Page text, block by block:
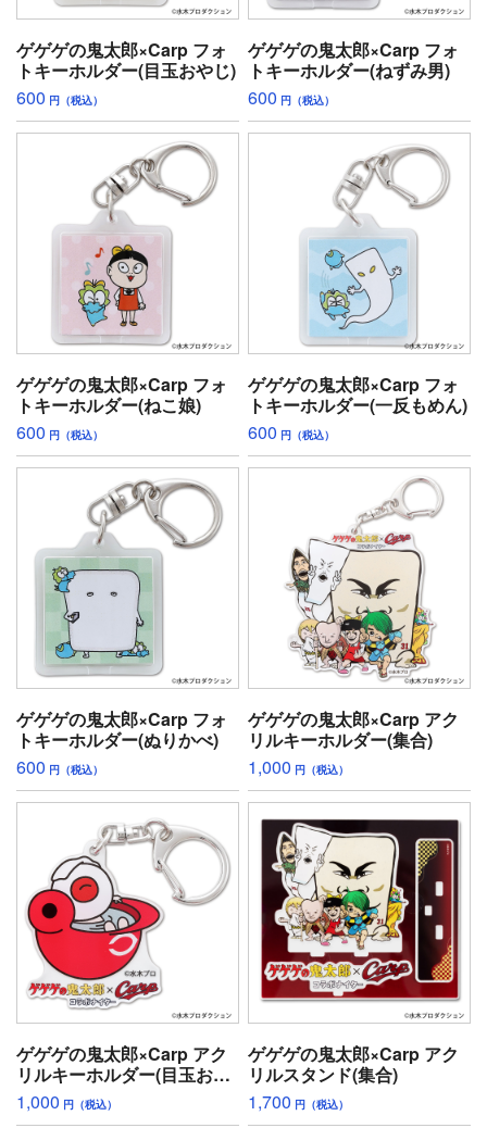
ゲゲゲの鬼太郎×Carp フォ
トキーホルダー(目玉おやじ)
600 円（税込）
ゲゲゲの鬼太郎×Carp フォ
トキーホルダー(ねずみ男)
600 円（税込）
ゲゲゲの鬼太郎×Carp フォ
トキーホルダー(ねこ娘)
600 円（税込）
ゲゲゲの鬼太郎×Carp フォ
トキーホルダー(一反もめん)
600 円（税込）
ゲゲゲの鬼太郎×Carp フォ
トキーホルダー(ぬりかべ)
600 円（税込）
ゲゲゲの鬼太郎×Carp アク
リルキーホルダー(集合)
1,000 円（税込）
ゲゲゲの鬼太郎×Carp アク
リルキーホルダー(目玉おや
じ)
1,000 円（税込）
ゲゲゲの鬼太郎×Carp アク
リルスタンド(集合)
1,700 円（税込）